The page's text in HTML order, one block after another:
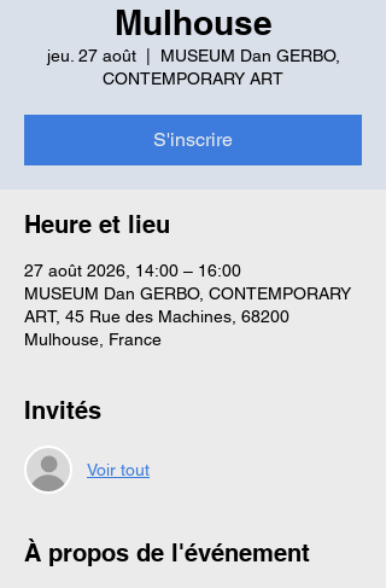
Mulhouse
jeu. 27 août
  |
MUSEUM Dan GERBO,
CONTEMPORARY ART
S'inscrire
Heure et lieu
27 août 2026, 14:00 – 16:00
MUSEUM Dan GERBO, CONTEMPORARY
ART, 45 Rue des Machines, 68200
Mulhouse, France
Invités
Voir tout
À propos de l'événement